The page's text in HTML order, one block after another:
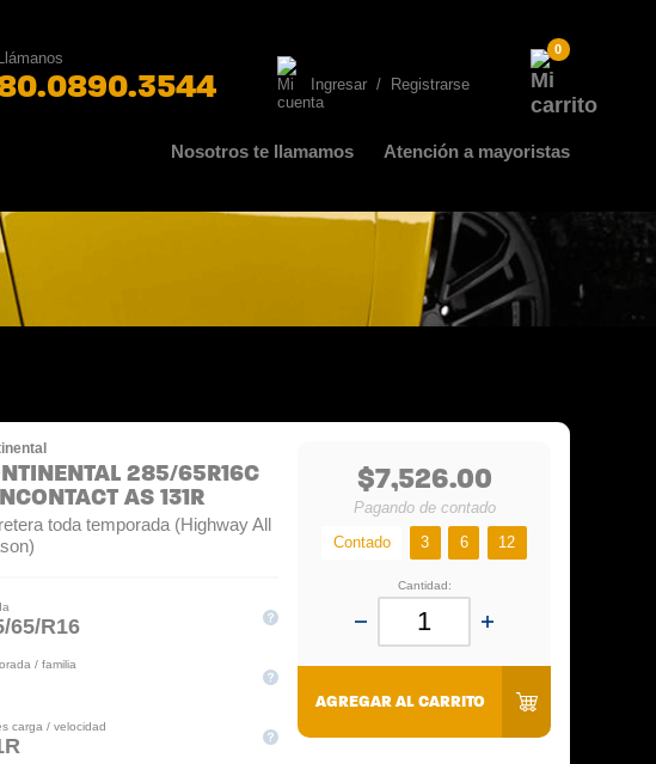
Llámanos
Ingresar / Registrarse
0
Nosotros te llamamos Atención a mayoristas
285/65R16C
AS 131R
toda temporada (Highway All
65/R16
/ familia
carga / velocidad
$7,526.00
Pagando de contado
Contado
3 6 12
Cantidad:
AGREGAR AL CARRITO